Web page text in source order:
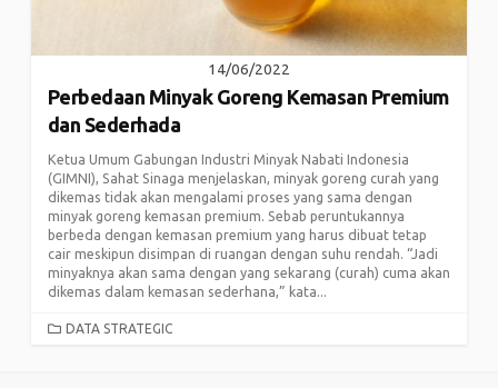
14/06/2022
Perbedaan Minyak Goreng Kemasan Premium
dan Sederhada
Ketua Umum Gabungan Industri Minyak Nabati Indonesia
(GIMNI), Sahat Sinaga menjelaskan, minyak goreng curah yang
dikemas tidak akan mengalami proses yang sama dengan
minyak goreng kemasan premium. Sebab peruntukannya
berbeda dengan kemasan premium yang harus dibuat tetap
cair meskipun disimpan di ruangan dengan suhu rendah. “Jadi
minyaknya akan sama dengan yang sekarang (curah) cuma akan
dikemas dalam kemasan sederhana,” kata...
CATEGORIES
DATA STRATEGIC